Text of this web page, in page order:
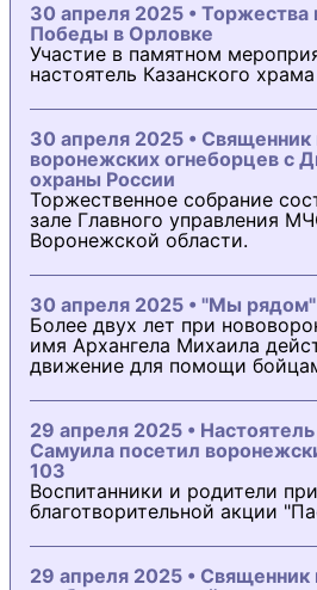
30 апреля 2025 • Торжества
Победы в Орловке
Участие в памятном
настоятель Казанского
30 апреля 2025 • Священник
воронежских огнеборцев с
охраны России
Торжественное собрание
зале Главного управления
Воронежской области.
30 апреля 2025 • "Мы рядом"
Более двух лет при
имя Архангела Михаила
движение для помощи
29 апреля 2025 •
Самуила посетил
103
Воспитанники и родители
благотворительной акции
29 апреля 2025 • Священник